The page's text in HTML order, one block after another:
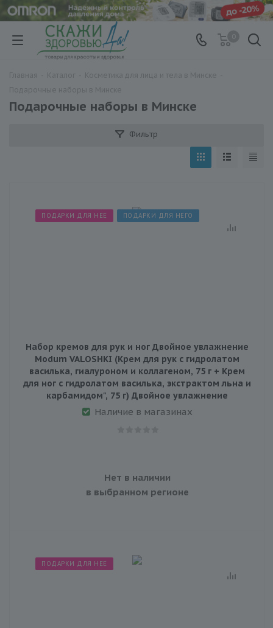
Подарочные наборы в Минске
Фильтр
ПОДАРКИ ДЛЯ НЕЕ ПОДАРКИ ДЛЯ НЕГО
Набор кремов для рук и ног Двойное увлажнение
Modum VALOSHKI (Крем для рук с гидролатом
василька, гиалуроном и коллагеном, 75 г + Крем
для ног с гидролатом василька, экстрактом льна и
карбамидом", 75 г) Двойное увлажнение
Наличие в магазинах
Нет в наличии
в выбранном регионе
ПОДАРКИ ДЛЯ НЕЕ